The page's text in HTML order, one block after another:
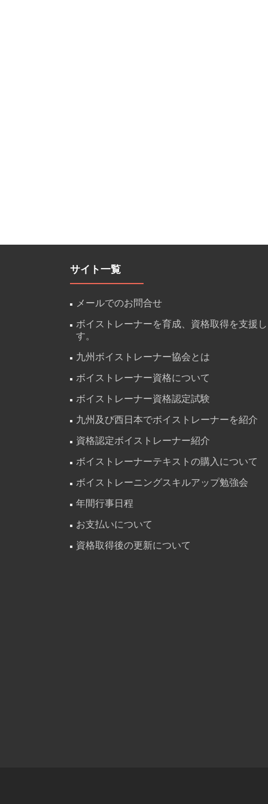
サイト一覧
メールでのお問合せ
ボイストレーナーを育成、資格取得を支援し
す。
九州ボイストレーナー協会とは
ボイストレーナー資格について
ボイストレーナー資格認定試験
九州及び西日本でボイストレーナーを紹介
資格認定ボイストレーナー紹介
ボイストレーナーテキストの購入について
ボイストレーニングスキルアップ勉強会
年間行事日程
お支払いについて
資格取得後の更新について